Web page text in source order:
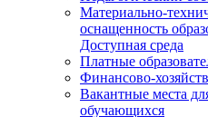
Материально-
оснащенность
Доступная среда
Платные
Финансово-
Вакантные места
обучающихся